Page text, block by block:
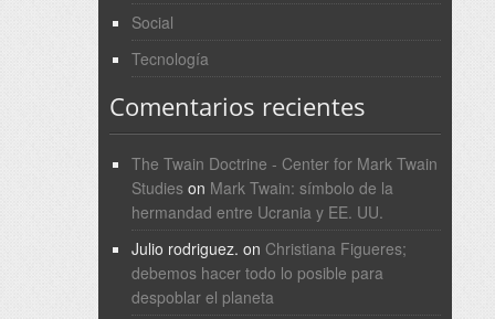
Social
Tecnología
Comentarios recientes
The Twain Doctrine - Center for Mark Twain
Studieson Mark Twain: símbolo de la
hermandad entre Ucrania y EE. UU.
Julio rodriguez. on Christiana Figueres;
debemos hacer todo lo posible para
despoblar el planeta